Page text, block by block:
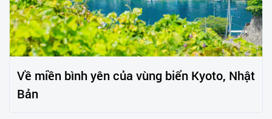
Về miền bình yên của vùng biển Kyoto, Nhật
Bản